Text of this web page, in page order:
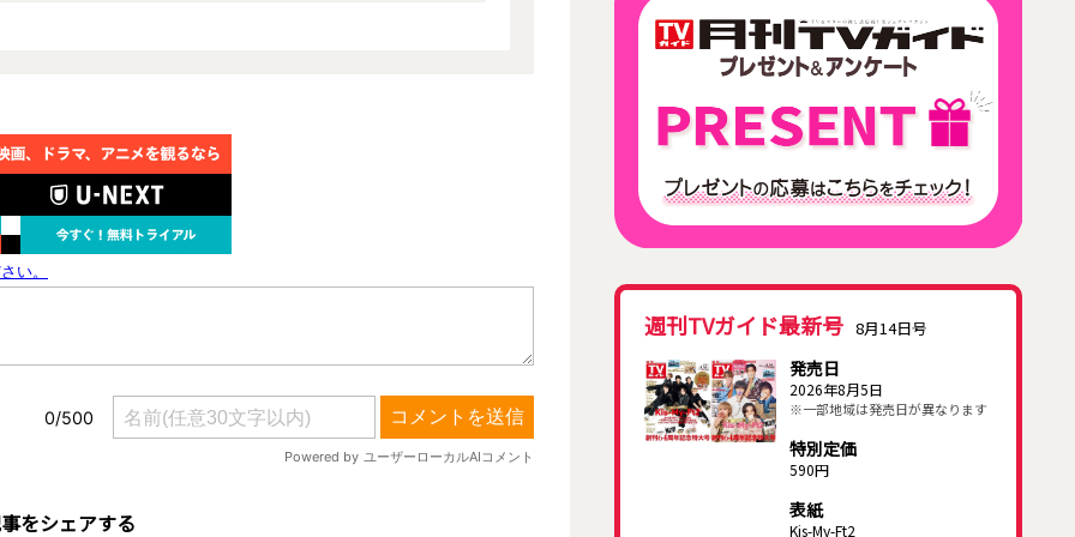
をシェアする
週刊TVガイド最新号 8月14日号
発売日
2026年8月5日
※一部地域は発売日が異なります
特別定価
590円
表紙
Kis-My-Ft2